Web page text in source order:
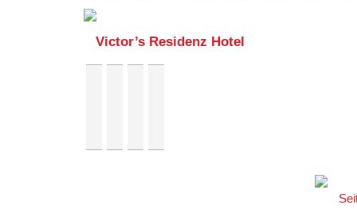
Victor’s Residenz Hotel